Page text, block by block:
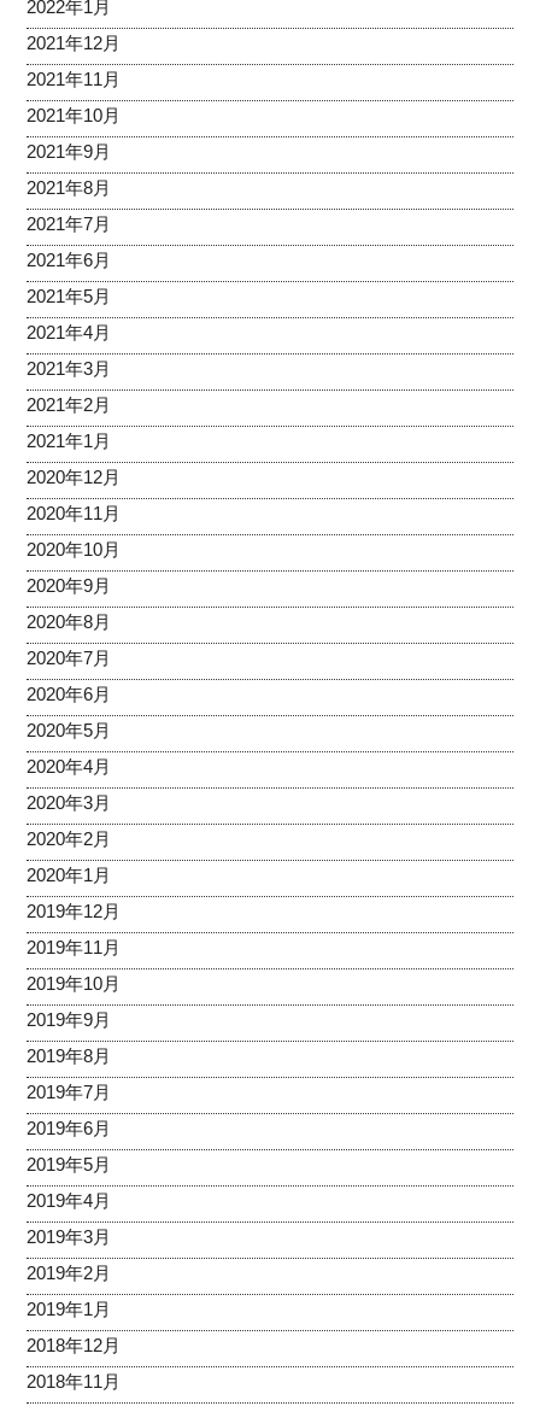
2022年1月
2021年12月
2021年11月
2021年10月
2021年9月
2021年8月
2021年7月
2021年6月
2021年5月
2021年4月
2021年3月
2021年2月
2021年1月
2020年12月
2020年11月
2020年10月
2020年9月
2020年8月
2020年7月
2020年6月
2020年5月
2020年4月
2020年3月
2020年2月
2020年1月
2019年12月
2019年11月
2019年10月
2019年9月
2019年8月
2019年7月
2019年6月
2019年5月
2019年4月
2019年3月
2019年2月
2019年1月
2018年12月
2018年11月